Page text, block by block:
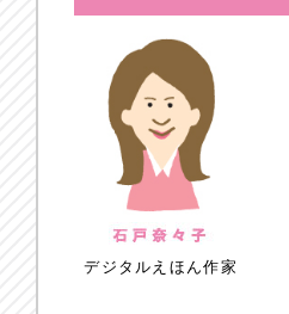
デジタルえほん作家